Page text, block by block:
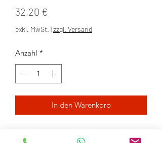
32,20 €
exkl. MwSt. |zzgl. Versand
Anzahl *
In den Warenkorb